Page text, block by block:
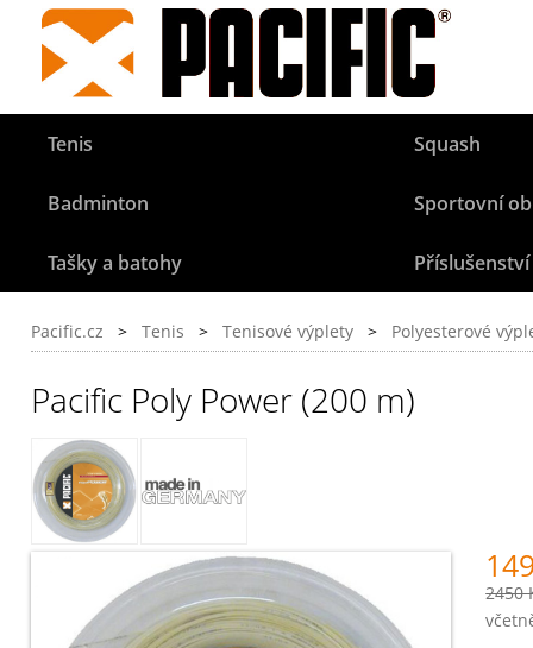
Tenis Squash
Badminton Sportovní
Tašky a batohy Příslušenství
Pacific.cz > Tenis > Tenisové výplety > Polyesterové
Pacific Poly Power (200 m)
2450